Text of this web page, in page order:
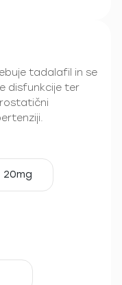
tadalafil in se
disfunkcije ter
20mg